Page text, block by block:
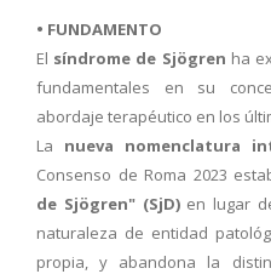
• FUNDAMENTO
El síndrome de Sjögren ha
fundamentales en su
abordaje terapéutico en los
La nueva nomenclatura
Consenso de Roma 2023
de Sjögren" (SjD)en lugar
naturaleza de entidad
propia, y abandona la